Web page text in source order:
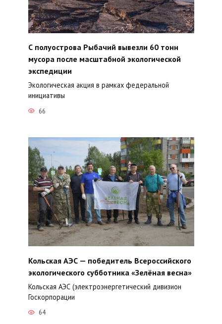
С полуострова Рыбачий вывезли 60 тонн
мусора после масштабной экологической
экспедиции
Экологическая акция в рамках федеральной
инициативы
66
Кольская АЭС — победитель Всероссийского
экологического субботника «Зелёная весна»
Кольская АЭС (электроэнергетический дивизион
Госкорпорации
64